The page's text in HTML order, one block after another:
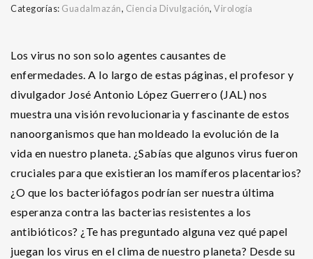
Categorías: Guadalmazán, Ciencia Divulgación, Virología
Los virus no son solo agentes causantes de
enfermedades. A lo largo de estas páginas, el profesor y
divulgador José Antonio López Guerrero (JAL) nos
muestra una visión revolucionaria y fascinante de estos
nanoorganismos que han moldeado la evolución de la
vida en nuestro planeta. ¿Sabías que algunos virus fueron
cruciales para que existieran los mamíferos placentarios?
¿O que los bacteriófagos podrían ser nuestra última
esperanza contra las bacterias resistentes a los
antibióticos? ¿Te has preguntado alguna vez qué papel
juegan los virus en el clima de nuestro planeta? Desde su